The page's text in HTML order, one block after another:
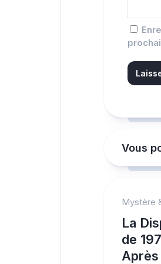
Vous
Mystère
La
de
Après